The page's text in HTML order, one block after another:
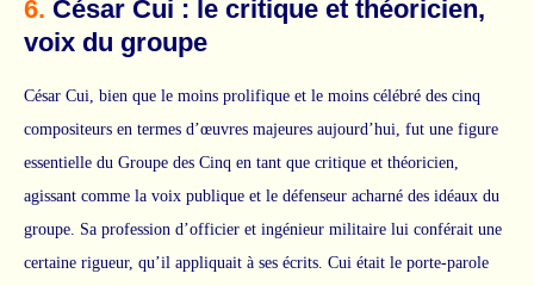
6. César Cui : le critique et théoricien,
voix du groupe
César Cui, bien que le moins prolifique et le moins célébré des cinq
compositeurs en termes d’œuvres majeures aujourd’hui, fut une figure
essentielle du Groupe des Cinq en tant que critique et théoricien,
agissant comme la voix publique et le défenseur acharné des idéaux du
groupe. Sa profession d’officier et ingénieur militaire lui conférait une
certaine rigueur, qu’il appliquait à ses écrits. Cui était le porte-parole